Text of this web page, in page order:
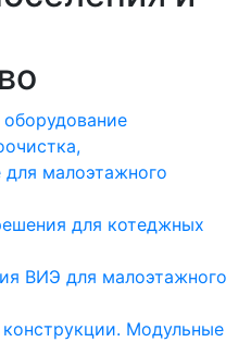
малоэтажного
для котеджных
ВИЭ для малоэтажного
Модульные